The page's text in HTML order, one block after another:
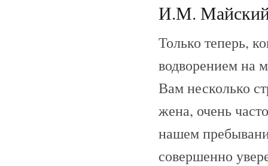
И.М. Майский
Только теперь,
водворением на
Вам несколько
жена, очень
нашем
совершенно